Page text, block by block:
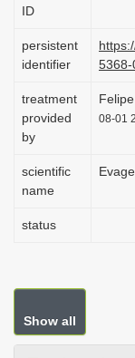
ID
persistent
identifier
5368-
treatment
provided
by
Felipe
08-01
scientific
name
status
Show all